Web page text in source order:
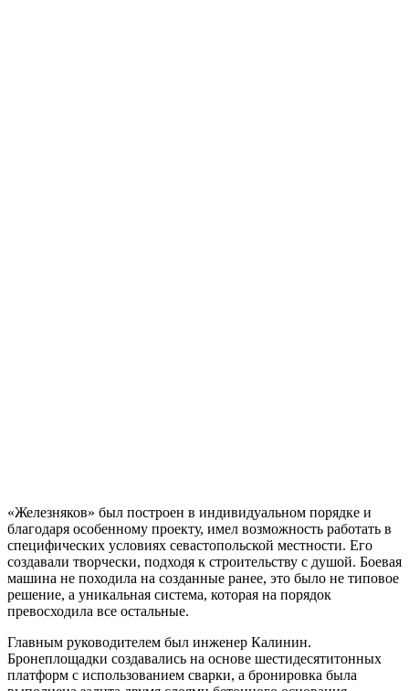
«Железняков» был построен в индивидуальном порядке и
благодаря особенному проекту, имел возможность работать в
специфических условиях севастопольской местности. Его
создавали творчески, подходя к строительству с душой. Боевая
машина не походила на созданные ранее, это было не типовое
решение, а уникальная система, которая на порядок
превосходила все остальные.
Главным руководителем был инженер Калинин.
Бронеплощадки создавались на основе шестидесятитонных
платформ с использованием сварки, а бронировка была